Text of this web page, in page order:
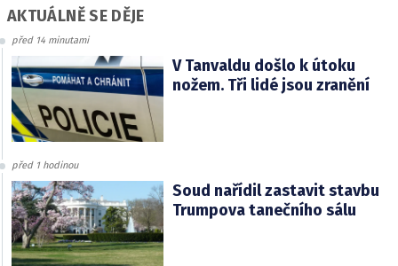
AKTUÁLNĚ SE DĚJE
před 14 minutami
V Tanvaldu došlo k útoku
nožem. Tři lidé jsou zranění
před 1 hodinou
Soud nařídil zastavit stavbu
Trumpova tanečního sálu